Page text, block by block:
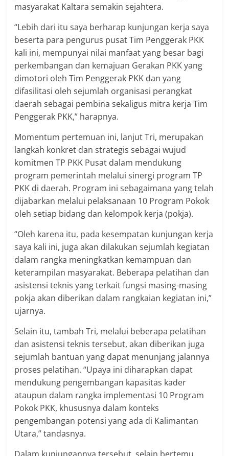
masyarakat Kaltara semakin sejahtera.
“Lebih dari itu saya berharap kunjungan kerja saya
beserta para pengurus pusat Tim Penggerak PKK
kali ini, mempunyai nilai manfaat yang besar bagi
perkembangan dan kemajuan Gerakan PKK yang
dimotori oleh Tim Penggerak PKK dan yang
difasilitasi oleh sejumlah organisasi perangkat
daerah sebagai pembina sekaligus mitra kerja Tim
Penggerak PKK,” harapnya.
Momentum pertemuan ini, lanjut Tri, merupakan
langkah konkret dan strategis sebagai wujud
komitmen TP PKK Pusat dalam mendukung
program pemerintah melalui sinergi program TP
PKK di daerah. Program ini sebagaimana yang telah
dijabarkan melalui pelaksanaan 10 Program Pokok
oleh setiap bidang dan kelompok kerja (pokja).
“Oleh karena itu, pada kesempatan kunjungan kerja
saya kali ini, juga akan dilakukan sejumlah kegiatan
dalam rangka meningkatkan kemampuan dan
keterampilan masyarakat. Beberapa pelatihan dan
asistensi teknis yang terkait fungsi masing-masing
pokja akan diberikan dalam rangkaian kegiatan ini,”
ujarnya.
Selain itu, tambah Tri, melalui beberapa pelatihan
dan asistensi teknis tersebut, akan diberikan juga
sejumlah bantuan yang dapat menunjang jalannya
proses pelatihan. “Upaya ini diharapkan dapat
mendukung pengembangan kapasitas kader
ataupun dalam rangka implementasi 10 Program
Pokok PKK, khususnya dalam konteks
pengembangan potensi yang ada di Kalimantan
Utara,” tandasnya.